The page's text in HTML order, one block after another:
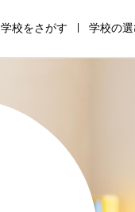
学校をさがす 学校の
の
校
の
の
金
め